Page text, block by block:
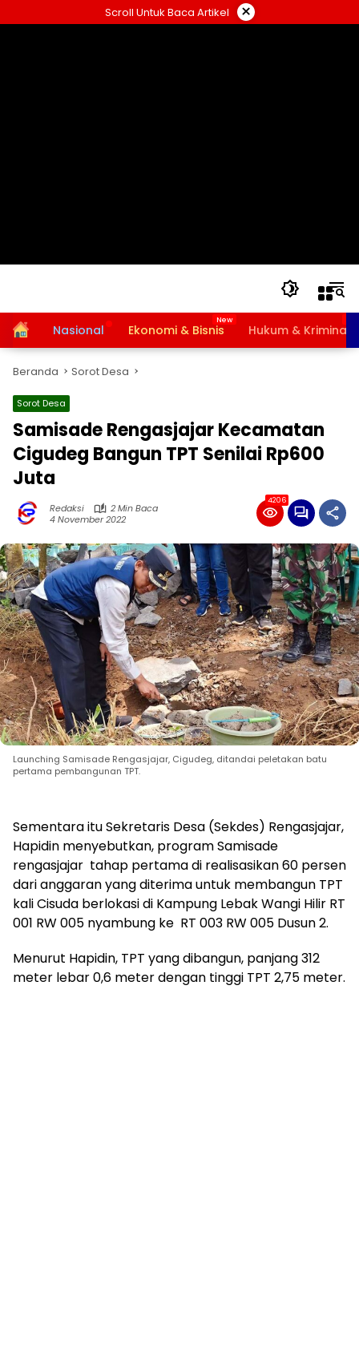
ke
Scroll Untuk Baca Artikel ×
HomeNasional Ekonomi & Bisnis Hukum & Kriminal
Beranda Sorot Desa
Sorot Desa
Samisade Rengasjajar Kecamatan
Cigudeg Bangun TPT Senilai Rp600
Juta
Redaksi
2 Min Baca
4 November 2022
4206
Launching Samisade Rengasjajar, Cigudeg, ditandai peletakan batu
pertama pembangunan TPT.
Sementara itu Sekretaris Desa (Sekdes) Rengasjajar,
Hapidin menyebutkan, program Samisade
rengasjajar tahap pertama di realisasikan 60 persen
dari anggaran yang diterima untuk membangun TPT
kali Cisuda berlokasi di Kampung Lebak Wangi Hilir RT
001 RW 005 nyambung ke RT 003 RW 005 Dusun 2.
Menurut Hapidin, TPT yang dibangun, panjang 312
meter lebar 0,6 meter dengan tinggi TPT 2,75 meter.